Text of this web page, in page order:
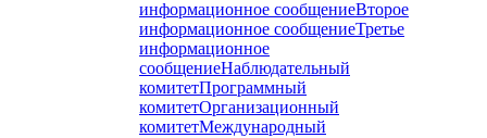
информационное сообщениеВторое
информационное сообщениеТретье
информационное
сообщениеНаблюдательный
комитетПрограммный
комитетОрганизационный
комитетМеждународный